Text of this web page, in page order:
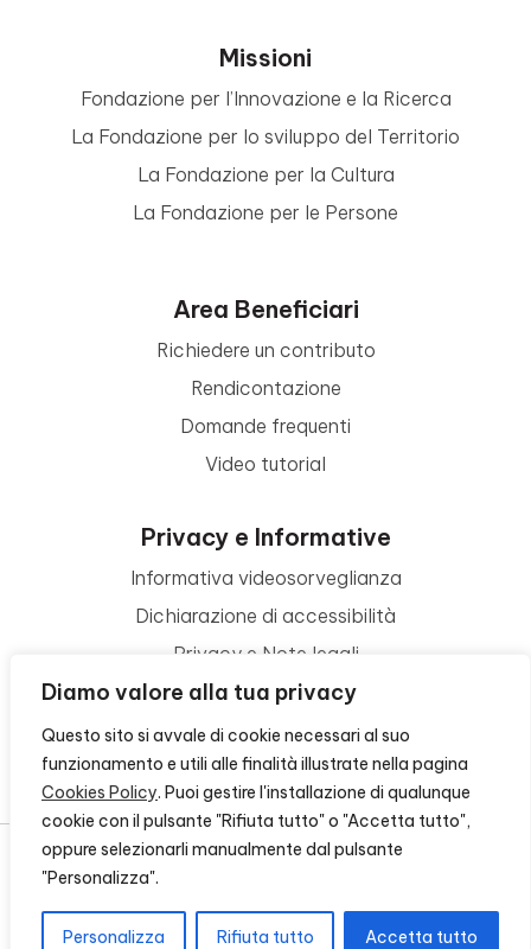
Diamo valore alla tua privacy
Questo sito si avvale di cookie necessari al suo
funzionamento e utili alle finalità illustrate nella pagina
Cookies Policy. Puoi gestire l'installazione di qualunque
cookie con il pulsante "Rifiuta tutto" o "Accetta tutto",
oppure selezionarli manualmente dal pulsante
"Personalizza".
Personalizza Rifiuta tutto Accetta tutto
Missioni
Fondazione per l’Innovazione e la Ricerca
La Fondazione per lo sviluppo del Territorio
La Fondazione per la Cultura
La Fondazione per le Persone
Area Beneficiari
Richiedere un contributo
Rendicontazione
Domande frequenti
Video tutorial
Privacy e Informative
Informativa videosorveglianza
Dichiarazione di accessibilità
Privacy e Note legali
Termini di utilizzo
Cookie policy
Contattaci
CREDITS